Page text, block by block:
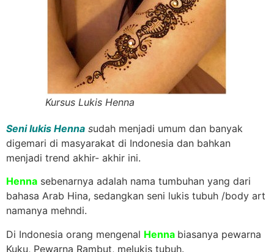
Kursus Lukis Henna
Seni lukis Henna sudah menjadi umum dan banyak
digemari di masyarakat di Indonesia dan bahkan
menjadi trend akhir- akhir ini.
Henna sebenarnya adalah nama tumbuhan yang dari
bahasa Arab Hina, sedangkan seni lukis tubuh /body art
namanya mehndi.
Di Indonesia orang mengenal Henna biasanya pewarna
Kuku, Pewarna Rambut, melukis tubuh.